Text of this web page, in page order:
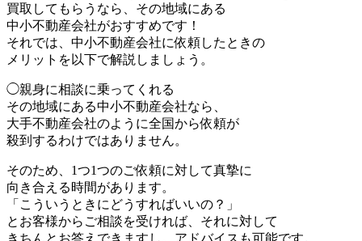
買取してもらうなら、その地域にある
中小不動産会社がおすすめです！
それでは、中小不動産会社に依頼したときの
メリットを以下で解説しましょう。
◯親身に相談に乗ってくれる
その地域にある中小不動産会社なら、
大手不動産会社のように全国から依頼が
殺到するわけではありません。
そのため、1つ1つのご依頼に対して真摯に
向き合える時間があります。
「こういうときにどうすればいいの？」
とお客様からご相談を受ければ、それに対して
きちんとお答えできますし、アドバイスも可能です。